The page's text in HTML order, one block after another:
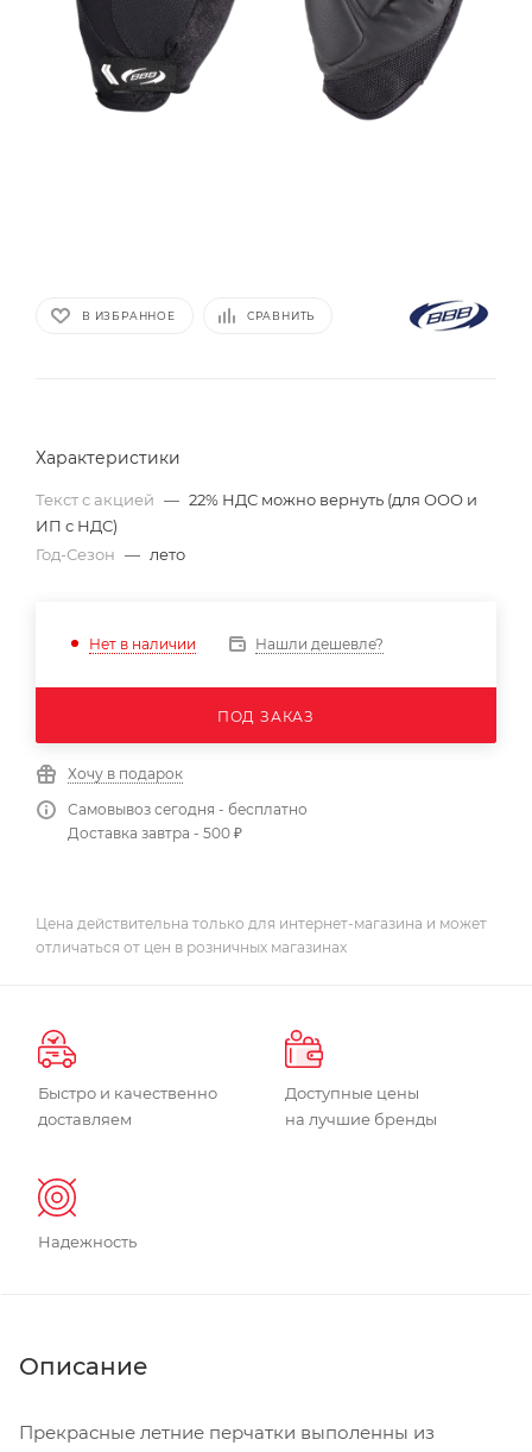
В ИЗБРАННОЕ СРАВНИТЬ
Характеристики
Текст с акцией — 22% НДС можно вернуть (для ООО и
ИП с НДС)
Год-Сезон — лето
Нет в наличии Нашли дешевле?
ПОД ЗАКАЗ
Хочу в подарок
Самовывоз сегодня - бесплатно
Доставка завтра - 500 ₽
Цена действительна только для интернет-магазина и может
отличаться от цен в розничных магазинах
Быстро и качественно
доставляем
Доступные цены
на лучшие бренды
Надежность
Описание
Прекрасные летние перчатки выполенны из